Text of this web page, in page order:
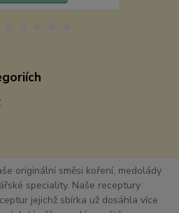
originální směsi koření, medolády
speciality. Naše receptury
jejichž sbírka už dosáhla více